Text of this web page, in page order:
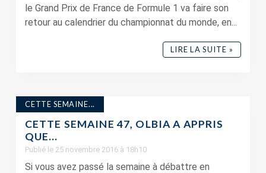
le Grand Prix de France de Formule 1 va faire son
retour au calendrier du championnat du monde, en...
LIRE LA SUITE »
CETTE SEMAINE...
CETTE SEMAINE 47, OLBIA A APPRIS
QUE…
Publié le 25 novembre 2016 à 18h10
Si vous avez passé la semaine à débattre en